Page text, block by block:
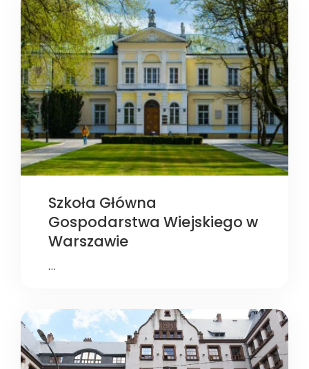
Szkoła Główna
Gospodarstwa Wiejskiego w
Warszawie
…